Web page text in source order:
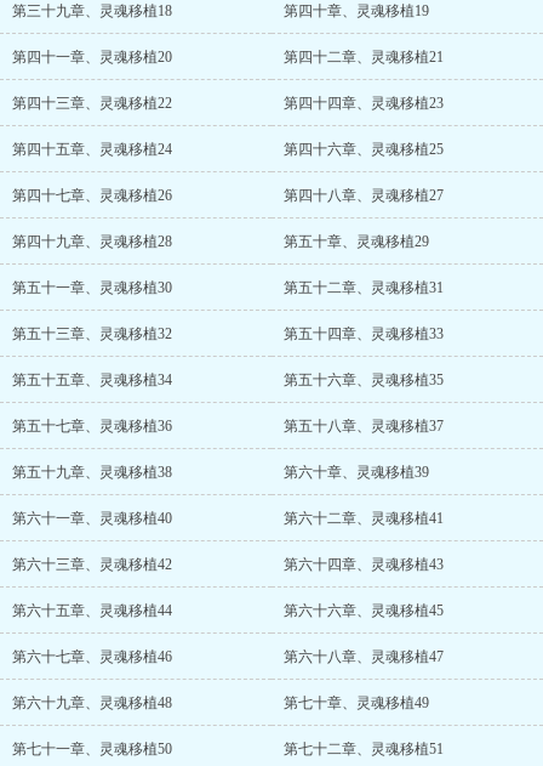
第三十九章、灵魂移植18 第四十章、灵魂移植19
第四十一章、灵魂移植20 第四十二章、灵魂移植21
第四十三章、灵魂移植22 第四十四章、灵魂移植23
第四十五章、灵魂移植24 第四十六章、灵魂移植25
第四十七章、灵魂移植26 第四十八章、灵魂移植27
第四十九章、灵魂移植28 第五十章、灵魂移植29
第五十一章、灵魂移植30 第五十二章、灵魂移植31
第五十三章、灵魂移植32 第五十四章、灵魂移植33
第五十五章、灵魂移植34 第五十六章、灵魂移植35
第五十七章、灵魂移植36 第五十八章、灵魂移植37
第五十九章、灵魂移植38 第六十章、灵魂移植39
第六十一章、灵魂移植40 第六十二章、灵魂移植41
第六十三章、灵魂移植42 第六十四章、灵魂移植43
第六十五章、灵魂移植44 第六十六章、灵魂移植45
第六十七章、灵魂移植46 第六十八章、灵魂移植47
第六十九章、灵魂移植48 第七十章、灵魂移植49
第七十一章、灵魂移植50 第七十二章、灵魂移植51